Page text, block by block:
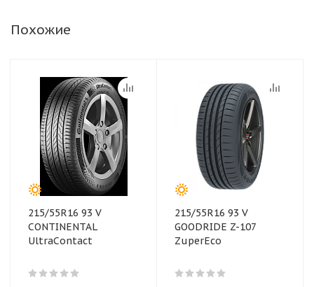
Похожие
215/55R16 93 V
CONTINENTAL
UltraContact
215/55R16 93 V
GOODRIDE Z-107
ZuperEco